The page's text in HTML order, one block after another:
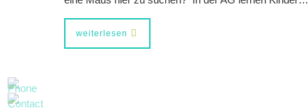
weiterlesen